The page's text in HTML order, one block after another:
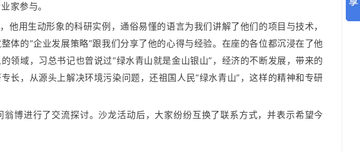
家参与。
他用生动形象的科研实例，通俗易懂的语言为我们讲解了他们的项目与技术，
体的“企业发展策略”跟我们分享了他的心得与经验。 在座的各位都沉浸在了他
领域，习总书记也曾说过“绿水青山就是金山银山”，经济的不断发展，带来的
长，从源头上解决环境污染问题，还祖国人民“绿水青山”，这样的精神和专研
翁博进行了交流探讨。沙龙活动后，大家纷纷互换了联系方式，并表示希望今